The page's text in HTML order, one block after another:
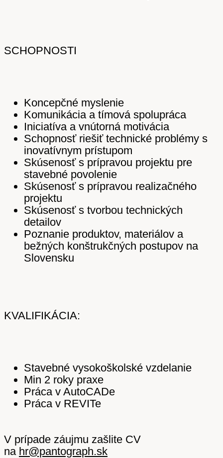
SCHOPNOSTI
Koncepčné myslenie
Komunikácia a tímová spolupráca
Iniciatíva a vnútorná motivácia
Schopnosť riešiť technické problémy s
inovatívnym prístupom
Skúsenosť s prípravou projektu pre
stavebné povolenie
Skúsenosť s prípravou realizačného
projektu
Skúsenosť s tvorbou technických
detailov
Poznanie produktov, materiálov a
bežných konštrukčných postupov na
Slovensku
KVALIFIKÁCIA:
Stavebné vysokoškolské vzdelanie
Min 2 roky praxe
Práca v AutoCADe
Práca v REVITe
V prípade záujmu zašlite CV
na hr@pantograph.sk